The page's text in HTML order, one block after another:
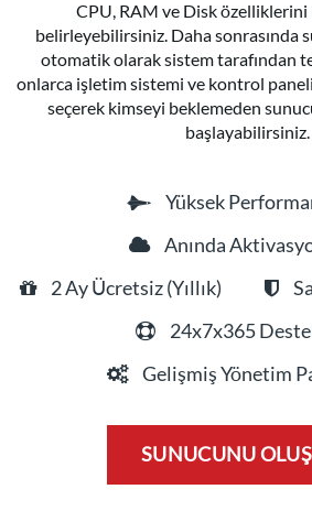
CPU, RAM ve Disk
belirleyebilirsiniz. Daha sonrasında
otomatik olarak sistem tarafından
onlarca işletim sistemi ve kontrol
seçerek kimseyi beklemeden
başlayabilirsiniz.
Yüksek
Anında
2 Ay Ücretsiz (Yıllık)
24x7x365
Gelişmiş Yönetim
SUNUCUNU